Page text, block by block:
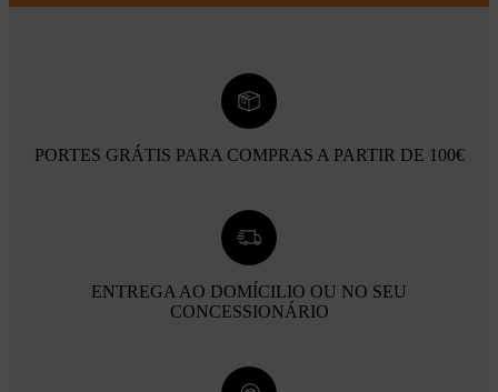
PORTES GRÁTIS PARA COMPRAS A PARTIR DE 100€
ENTREGA AO DOMÍCILIO OU NO SEU
CONCESSIONÁRIO